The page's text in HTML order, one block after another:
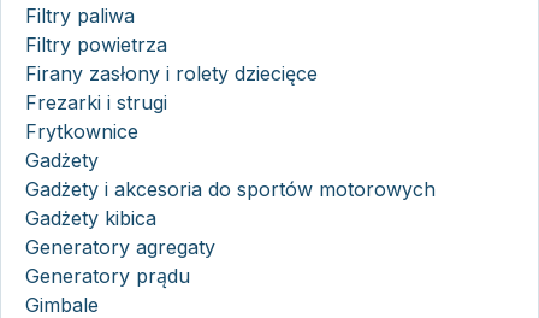
Filtry paliwa
Filtry powietrza
Firany zasłony i rolety dziecięce
Frezarki i strugi
Frytkownice
Gadżety
Gadżety i akcesoria do sportów motorowych
Gadżety kibica
Generatory agregaty
Generatory prądu
Gimbale